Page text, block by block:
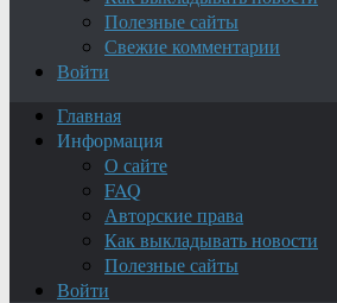
Полезные сайты
Свежие комментарии
Войти
Главная
Информация
О сайте
FAQ
Авторские права
Как выкладывать новости
Полезные сайты
Войти